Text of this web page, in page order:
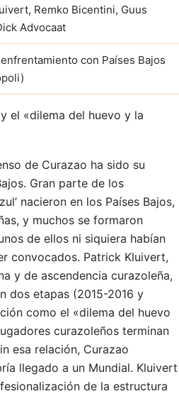
Remko Bicentini, Guus
Advocaat
con Países Bajos
el «dilema del huevo y la
de Curazao ha sido su
Gran parte de los
nacieron en los Países Bajos,
y muchos se formaron
de ellos ni siquiera habían
convocados. Patrick Kluivert,
y de ascendencia curazoleña,
dos etapas (2015-2016 y
como el «dilema del huevo
curazoleños terminan
esa relación, Curazao
llegado a un Mundial. Kluivert
de la estructura